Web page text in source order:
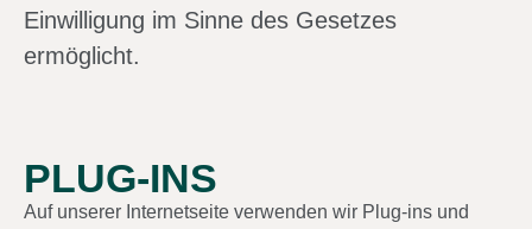
Einwilligung im Sinne des Gesetzes
ermöglicht.
PLUG-INS
Auf unserer Internetseite verwenden wir Plug-ins und